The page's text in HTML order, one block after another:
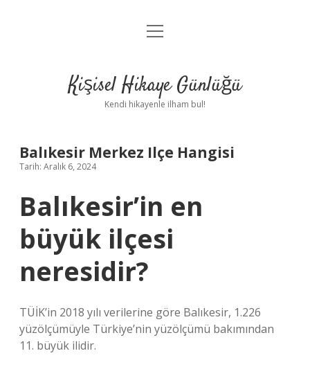
Anasayfa
Yasal Uyarı
menüyü
Kişisel Hikaye Günlüğü
Kendi hikayenle ilham bul!
Balıkesir Merkez Ilçe Hangisi
Tarih: Aralık 6, 2024
Balıkesir’in en
büyük ilçesi
neresidir?
TÜİK’in 2018 yılı verilerine göre Balıkesir, 1.226
yüzölçümüyle Türkiye’nin yüzölçümü bakımından
11. büyük ilidir.